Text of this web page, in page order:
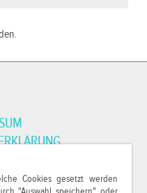
Cookies gesetzt werden
zzgl.Versandkosten